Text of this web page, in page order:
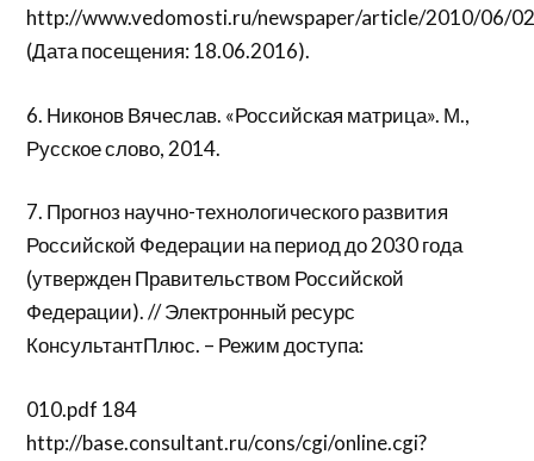
http://www.vedomosti.ru/newspaper/article/2010/06/
(Дата посещения: 18.06.2016).
6. Никонов Вячеслав. «Российская матрица». М.,
Русское слово, 2014.
7. Прогноз научно-технологического развития
Российской Федерации на период до 2030 года
(утвержден Правительством Российской
Федерации). // Электронный ресурс
КонсультантПлюс. – Режим доступа:
010.pdf 184
http://base.consultant.ru/cons/cgi/online.cgi?